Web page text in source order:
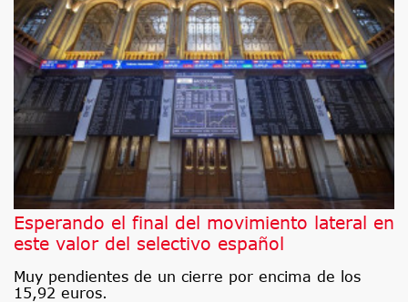
Esperando el final del movimiento lateral en
este valor del selectivo español
Muy pendientes de un cierre por encima de los
15,92 euros.